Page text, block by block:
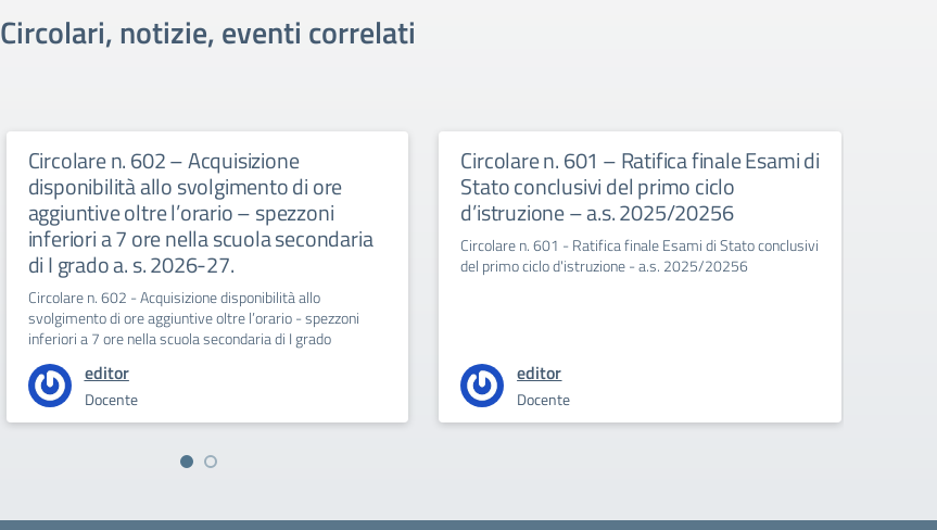
Circolari, notizie, eventi correlati
Circolare n. 602 – Acquisizione
disponibilità allo svolgimento di ore
aggiuntive oltre l’orario – spezzoni
inferiori a 7 ore nella scuola secondaria
di I grado a. s. 2026-27.
Circolare n. 602 - Acquisizione disponibilità allo
svolgimento di ore aggiuntive oltre l’orario - spezzoni
inferiori a 7 ore nella scuola secondaria di I grado
editor
Docente
Circolare n. 601 – Ratifica finale Esami di
Stato conclusivi del primo ciclo
d’istruzione – a.s. 2025/20256
Circolare n. 601 - Ratifica finale Esami di Stato conclusivi
del primo ciclo d'istruzione - a.s. 2025/20256
editor
Docente